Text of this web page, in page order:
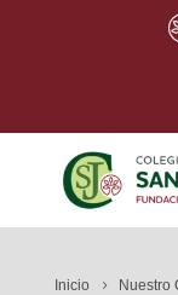
Inicio
Nuestro